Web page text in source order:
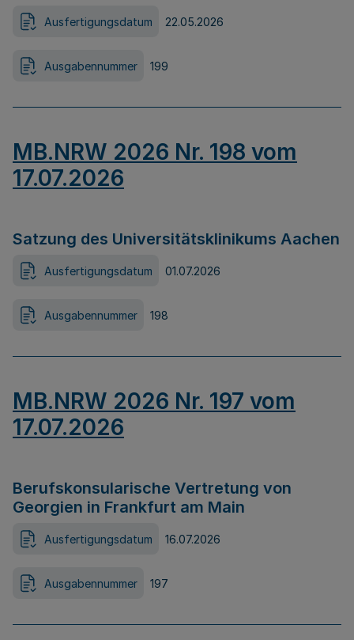
Ausfertigungsdatum 22.05.2026
Ausgabennummer 199
MB.NRW 2026 Nr. 198 vom
17.07.2026
Satzung des Universitätsklinikums Aachen
Ausfertigungsdatum 01.07.2026
Ausgabennummer 198
MB.NRW 2026 Nr. 197 vom
17.07.2026
Berufskonsularische Vertretung von
Georgien in Frankfurt am Main
Ausfertigungsdatum 16.07.2026
Ausgabennummer 197